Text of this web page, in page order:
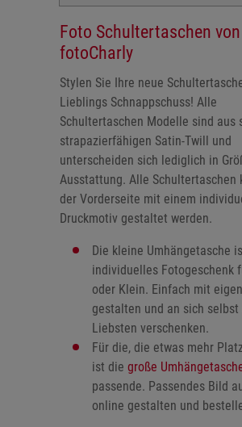
Foto Schultertaschen von
fotoCharly
Stylen Sie Ihre neue
Lieblings Schnappschuss! Alle
Schultertaschen Modelle sind aus
strapazierfähigen Satin-Twill und
unterscheiden sich lediglich in
Ausstattung. Alle Schultertaschen
der Vorderseite mit einem
Druckmotiv gestaltet werden.
Die kleine Umhängetasche
individuelles Fotogeschenk
oder Klein. Einfach mit
gestalten und an sich selbst
Liebsten verschenken.
Für die, die etwas mehr
ist die große
passende. Passendes Bild
online gestalten und